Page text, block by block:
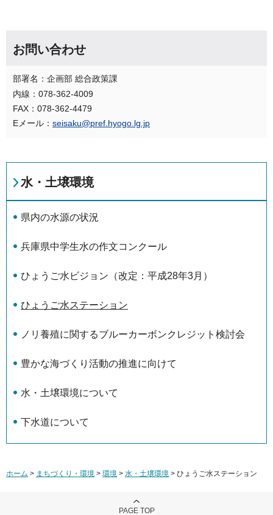
お問い合わせ
部署名：企画部 総合政策課
内線：078-362-4009
FAX：078-362-4479
Eメール： seisaku@pref.hyogo.lg.jp
水・土壌環境
県内の水源の状況
兵庫県中学生水の作文コンクール
ひょうご水ビジョン（改定：平成28年3月）
ひょうご水ステーション
ノリ養殖に関するブルーカーボンクレジット検討会
豊かな海づくり活動の推進に向けて
水・土壌環境について
下水道について
ホーム > まちづくり・環境 > 環境 > 水・土壌環境 > ひょうご水ステーション
PAGE TOP